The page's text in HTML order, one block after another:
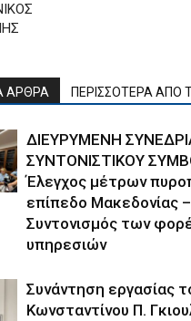
ΑΡΘΡΑ ΠΕΡΙΣΣΟΤΕΡΑ ΑΠΟ
ΔΙΕΥΡΥΜΕΝΗ
ΣΥΝΤΟΝΙΣΤΙΚΟΥ
Έλεγχος μέτρων
επίπεδο Μακεδονίας
Συντονισμός των
υπηρεσιών
Συνάντηση εργασίας
Κωνσταντίνου Π.